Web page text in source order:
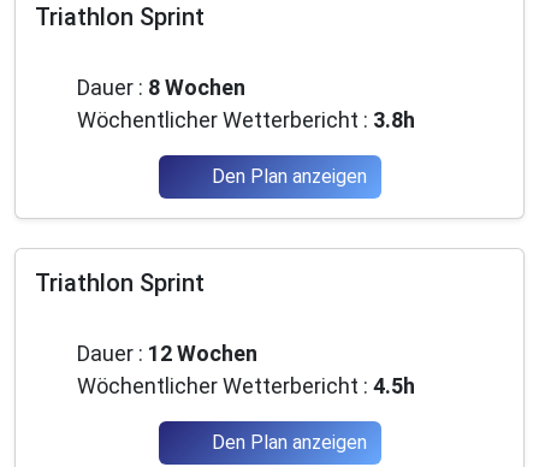
Triathlon Sprint
Dauer : 8 Wochen
Wöchentlicher Wetterbericht : 3.8h
Den Plan anzeigen
Triathlon Sprint
Dauer : 12 Wochen
Wöchentlicher Wetterbericht : 4.5h
Den Plan anzeigen